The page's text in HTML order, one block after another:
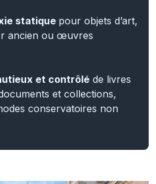
ancien ou œuvres
et collections,
conservatoires non